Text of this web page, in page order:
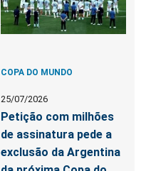
COPA DO MUNDO
25/07/2026
Petição com milhões
de assinatura pede a
exclusão da Argentina